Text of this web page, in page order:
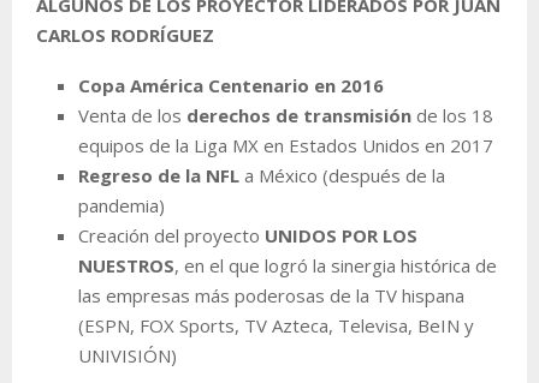
CARLOS RODRÍGUEZ
Copa América Centenario en 2016
Venta de los derechos de transmisión de los 18
equipos de la Liga MX en Estados Unidos en 2017
Regreso de la NFL a México (después de la
pandemia)
Creación del proyecto UNIDOS POR LOS
NUESTROS, en el que logró la sinergia histórica de
las empresas más poderosas de la TV hispana
(ESPN, FOX Sports, TV Azteca, Televisa, BeIN y
UNIVISIÓN)